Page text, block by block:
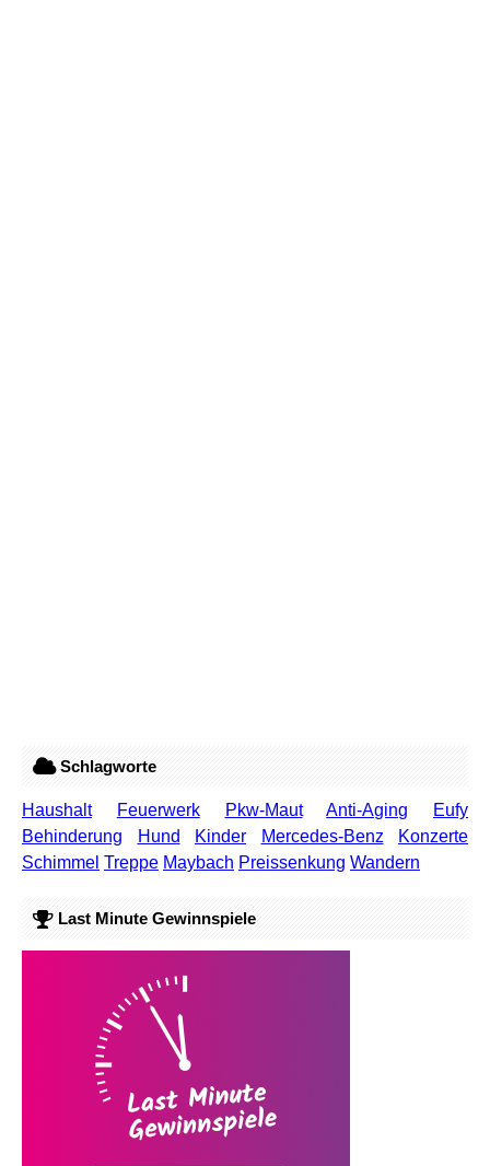
Schlagworte
Haushalt Feuerwerk Pkw-Maut Anti-Aging
Eufy
Behinderung
Hund Kinder Mercedes-Benz
Konzerte
Schimmel Treppe Maybach Preissenkung Wandern
Last Minute Gewinnspiele